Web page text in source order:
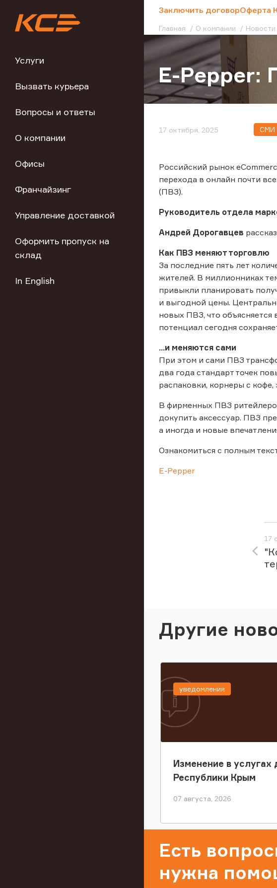
Услуги
Вызвать курьера
Вопросы и ответы
О компании
Офисы
Франчайзинг
Управление доставкой
Оформить пропуск на
склад
In English
Заключить договорОферта
Главная О компании Новости
E-Pepper:
17 октября, 2025 СМИ
Российский рынок
перехода в онлайн почти
(ПВЗ).
Руководитель отдела
Андрей Дорогавцев
Как ПВЗ меняют торговлю
За последние пять лет
жителей. В миллионниках
привыкли планировать
и выгодной цены.
новых ПВЗ, что
потенциал сегодня
...и меняются сами
При этом и сами ПВЗ
два года стандарт точек
распаковки, корнеры с
В фирменных ПВЗ
докупить аксессуар. ПВЗ
а иногда и новые
Ознакомиться с полным
E-Pepper
17
Другие
Изменение в услугах
Республики Крым
07 августа, 2026
уведомления
Есть
нужна